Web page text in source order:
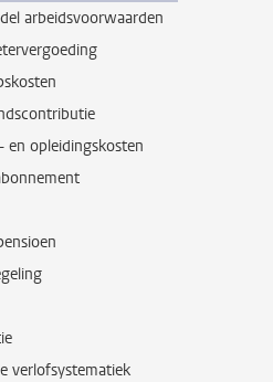
arbeidsvoorwaarden
en opleidingskosten
verlofsystematiek